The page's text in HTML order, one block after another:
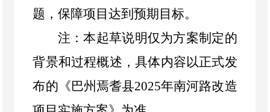
题，保障项目达到预期目标。
注：本起草说明仅为方案制定的
背景和过程概述，具体内容以正式发
布的《巴州焉耆县2025年南河路改造